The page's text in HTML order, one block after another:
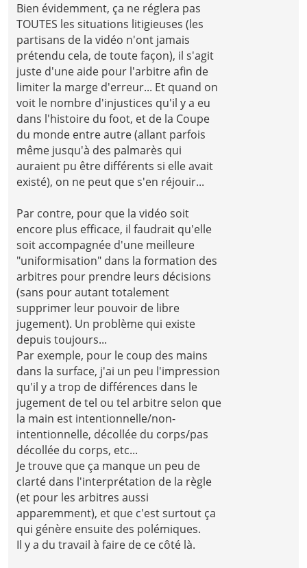
Bien évidemment, ça ne réglera pas
TOUTES les situations litigieuses (les
partisans de la vidéo n'ont jamais
prétendu cela, de toute façon), il s'agit
juste d'une aide pour l'arbitre afin de
limiter la marge d'erreur... Et quand on
voit le nombre d'injustices qu'il y a eu
dans l'histoire du foot, et de la Coupe
du monde entre autre (allant parfois
même jusqu'à des palmarès qui
auraient pu être différents si elle avait
existé), on ne peut que s'en réjouir...
Par contre, pour que la vidéo soit
encore plus efficace, il faudrait qu'elle
soit accompagnée d'une meilleure
"uniformisation" dans la formation des
arbitres pour prendre leurs décisions
(sans pour autant totalement
supprimer leur pouvoir de libre
jugement). Un problème qui existe
depuis toujours...
Par exemple, pour le coup des mains
dans la surface, j'ai un peu l'impression
qu'il y a trop de différences dans le
jugement de tel ou tel arbitre selon que
la main est intentionnelle/non-
intentionnelle, décollée du corps/pas
décollée du corps, etc...
Je trouve que ça manque un peu de
clarté dans l'interprétation de la règle
(et pour les arbitres aussi
apparemment), et que c'est surtout ça
qui génère ensuite des polémiques.
Il y a du travail à faire de ce côté là.